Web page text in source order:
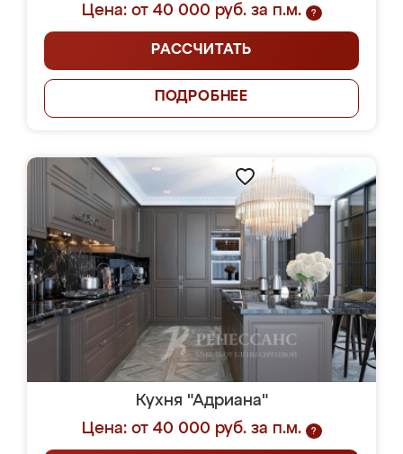
Цена: от 40 000 руб. за п.м.
?
РАССЧИТАТЬ
ПОДРОБНЕЕ
Кухня "Адриана"
Цена: от 40 000 руб. за п.м.
?